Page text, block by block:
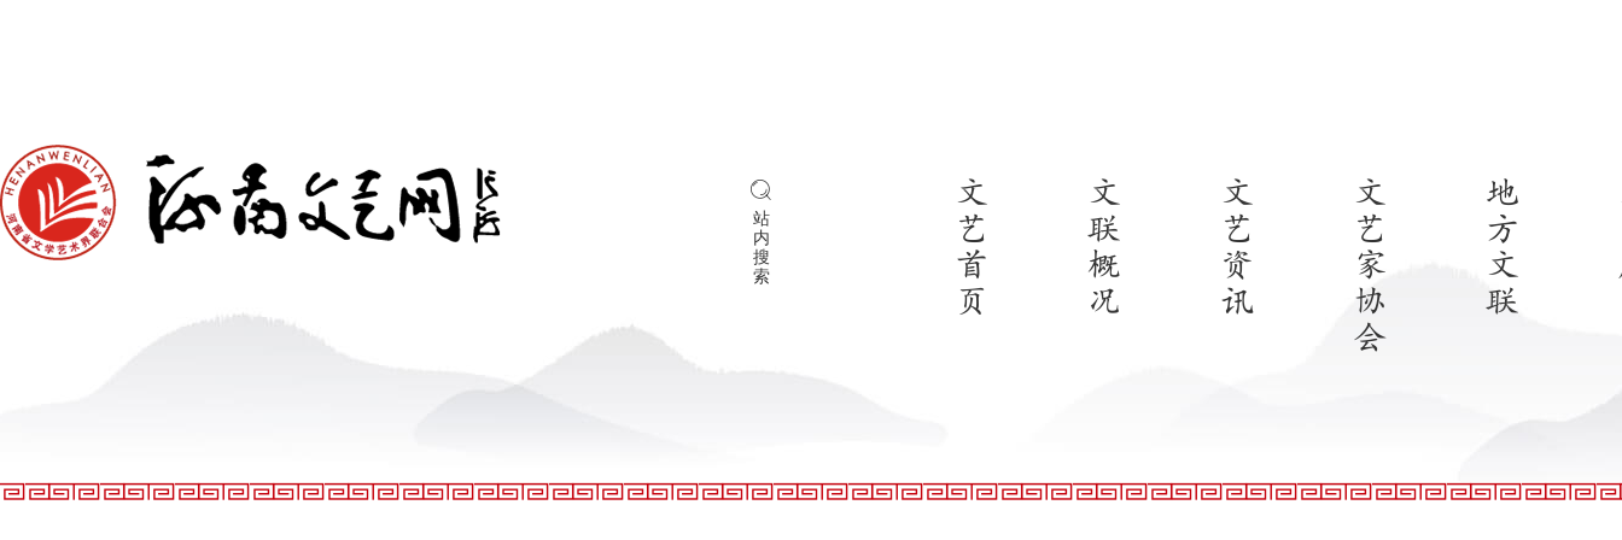
站
内
搜
索
文
艺
首
页
文
联
概
况
文
艺
资
讯
文
艺
家
协
会
地
方
文
联